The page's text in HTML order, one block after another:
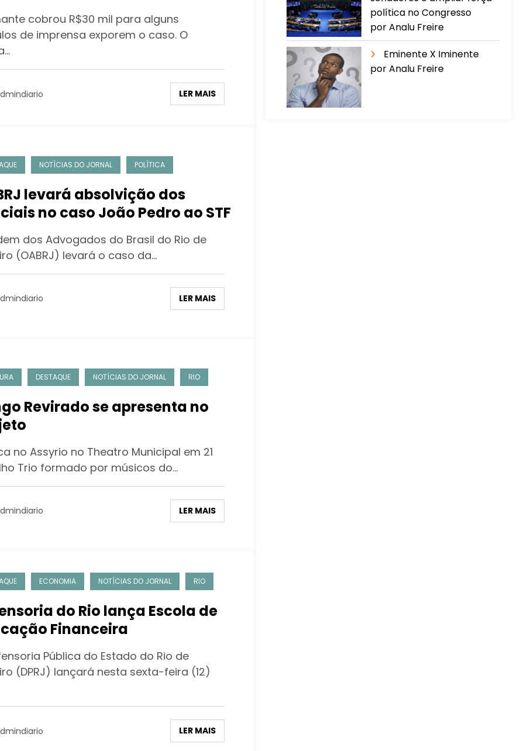
cobrou R$30 mil para alguns
de imprensa exporem o caso. O
LER MAIS
NOTÍCIAS DO JORNAL POLÍTICA
levará absolvição dos
no caso João Pedro ao STF
dos Advogados do Brasil do Rio de
(OABRJ) levará o caso da…
LER MAIS
DESTAQUE NOTÍCIAS DO JORNAL RIO
Revirado se apresenta no
no Assyrio no Theatro Municipal em 21
Trio formado por músicos do…
LER MAIS
ECONOMIA NOTÍCIAS DO JORNAL RIO
do Rio lança Escola de
Financeira
Pública do Estado do Rio de
(DPRJ) lançará nesta sexta-feira (12)
LER MAIS
política no Congresso
por Analu Freire
Eminente X Iminente
por Analu Freire